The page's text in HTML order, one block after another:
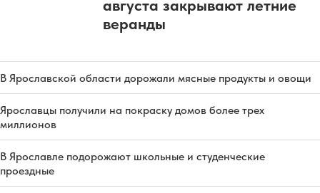
августа закрывают летние
веранды
В Ярославской области дорожали мясные продукты и овощи
Ярославцы получили на покраску домов более трех
миллионов
В Ярославле подорожают школьные и студенческие
проездные